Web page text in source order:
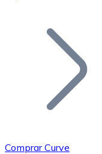
Adicione o
Comprar Curve